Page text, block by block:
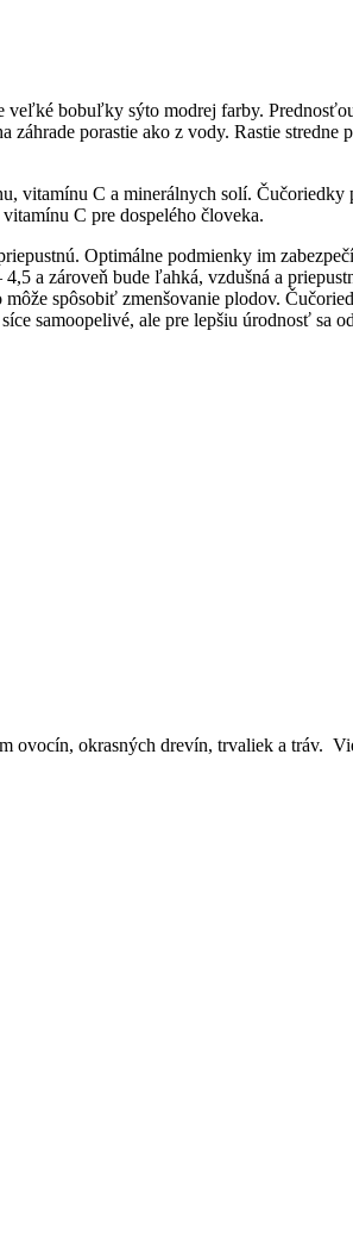
veľké bobuľky sýto modrej farby.
porastie ako z vody. Rastie
vitamínu C a minerálnych solí.
C pre dospelého človeka.
Optimálne podmienky im
a zároveň bude ľahká, vzdušná a
spôsobiť zmenšovanie plodov.
samoopelivé, ale pre lepšiu úrodnosť sa
ovocín, okrasných drevín, trvaliek a tráv.